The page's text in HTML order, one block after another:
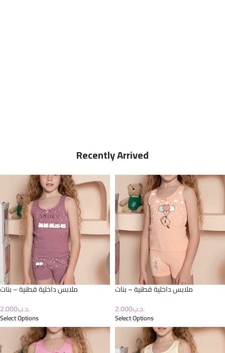
Recently Arrived
ملابس داخلية قطنية – بنات
.د.ب2.000
Select Options
ملابس داخلية قطنية – بنات
.د.ب2.000
Select Options